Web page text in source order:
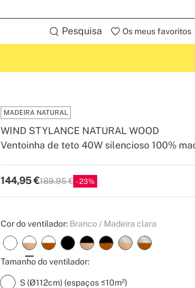
Pesquisa Os meus favoritos
MADEIRA NATURAL
Ventoinha de teto 40W silencioso 100%
WIND STYLANCE NATURAL WOOD
144,95 €P.V.P
189.95 € 23
Cor do ventilador: Branco / Madeira clara
Tamanho do ventilador:
S (Ø112cm) (espaços ≤10m²)